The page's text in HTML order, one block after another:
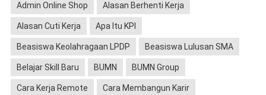
Admin Online Shop Alasan Berhenti Kerja
Alasan Cuti Kerja Apa Itu KPI
Beasiswa Keolahragaan LPDP Beasiswa Lulusan SMA
Belajar Skill Baru BUMN BUMN Group
Cara Kerja Remote Cara Membangun Karir